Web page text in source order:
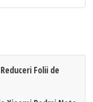
Folii de